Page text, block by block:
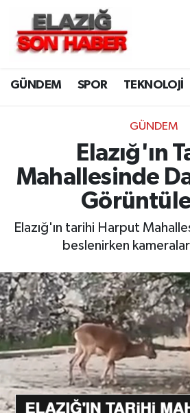
GÜNDEM SPOR TEKNOLOJİ
GÜNDEM
Elazığ'ın
Mahallesinde
Elazığ'ın tarihi Harput
beslenirken
CANLI YAYIN
ASAYİŞ
BİLİM VE TEKNOLOJİ
EKONOMİ
GENEL
GÜNDEM
HABERDE İNSAN
KÜLTÜR-SANAT
Merkez Hava Durumu
Merkez Trafik Yoğunluk
Süper Lig Puan Durumu ve
Tüm Manşetler
Son Dakika Haberleri
Haber Arşivi